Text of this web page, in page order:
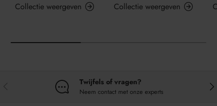
Collectie weergeven Collectie weergeven
Twijfels of vragen?
Neem contact met onze experts